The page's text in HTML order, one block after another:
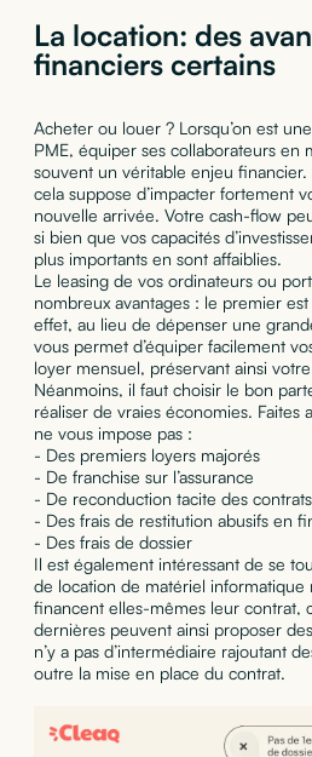
La location: des
financiers certains
Acheter ou louer ? Lorsqu’on est
PME, équiper ses collaborateurs en
souvent un véritable enjeu financier.
cela suppose d’impacter fortement
nouvelle arrivée. Votre cash-flow
si bien que vos capacités
plus importants en sont affaiblies.
Le leasing de vos ordinateurs ou
nombreux avantages : le premier
effet, au lieu de dépenser une
vous permet d’équiper facilement
loyer mensuel, préservant ainsi
Néanmoins, il faut choisir le bon
réaliser de vraies économies. Faites
ne vous impose pas :
- Des premiers loyers majorés
- De franchise sur l’assurance
- De reconduction tacite des contrats
- Des frais de restitution abusifs en
- Des frais de dossier
Il est également intéressant de se
de location de matériel
financent elles-mêmes leur contrat,
dernières peuvent ainsi proposer
n’y a pas d’intermédiaire rajoutant
outre la mise en place du contrat.